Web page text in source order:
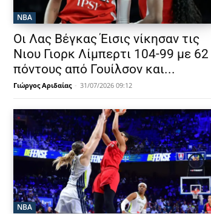
NBA
Οι Λας Βέγκας Έισις νίκησαν τις
Νιου Γιορκ Λίμπερτι 104-99 με 62
πόντους από Γουίλσον και...
Γιώργος Αριδαίας - 31/07/2026 09:12
NBA